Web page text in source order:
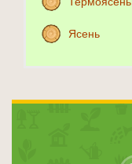
Ясень